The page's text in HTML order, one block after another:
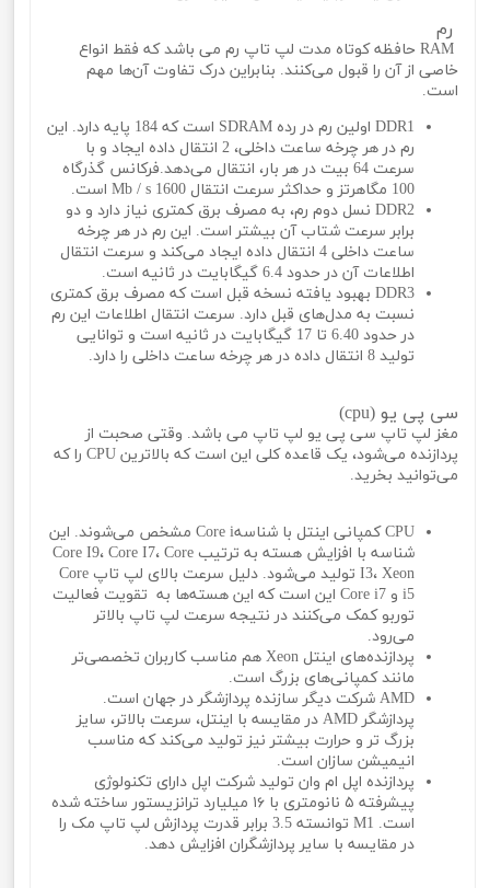
رم
RAM حافظه کوتاه مدت لپ تاپ رم می باشد که فقط انواع
خاصی از آن را قبول می‌کنند. بنابراین درک تفاوت آن‌ها مهم
است.
DDR1 اولین رم در رده SDRAM است که 184 پایه دارد. این
رم در هر چرخه ساعت داخلی، 2 انتقال داده ایجاد و با
سرعت 64 بیت در هر بار، انتقال می‌دهد.فرکانس گذرگاه
100 مگاهرتز و حداکثر سرعت انتقال 1600 Mb / s است.
DDR2 نسل دوم رم، به مصرف برق کمتری نیاز دارد و دو
برابر سرعت شتاب آن بیشتر است. این رم در هر چرخه
ساعت داخلی 4 انتقال داده ایجاد می‌کند و سرعت انتقال
اطلاعات آن در حدود 6.4 گیگابایت در ثانیه است.
DDR3 بهبود یافته نسخه قبل است که مصرف برق کمتری
نسبت به مدل‌های قبل دارد. سرعت انتقال اطلاعات این رم
در حدود 6.40 تا 17 گیگابایت در ثانیه است و توانایی
تولید 8 انتقال داده در هر چرخه ساعت داخلی را دارد.
سی پی یو (cpu)
مغز لپ تاپ سی پی یو لپ تاپ می باشد. وقتی صحبت از
پردازنده می‌شود، یک قاعده کلی این است که بالاترین CPU را که
می‌توانید بخرید.
CPU کمپانی اینتل با شناسهCore i مشخص می‌شوند. این
شناسه با افزایش هسته به ترتیب Core I9، Core I7، Core
I3، Xeon تولید می‌شود. دلیل سرعت بالای لپ تاپ Core
i5 و Core i7 این است که این هسته‌ها به تقویت فعالیت
توربو کمک می‌کنند در نتیجه سرعت لپ تاپ بالاتر
می‌رود.
پردازنده‌های اینتل Xeon هم مناسب کاربران تخصصی‌تر
مانند کمپانی‌های بزرگ است.
AMD شرکت دیگر سازنده پردازشگر در جهان است.
پردازشگر AMD در مقایسه با اینتل، سرعت بالاتر، سایز
بزرگ تر و حرارت بیشتر نیز تولید می‌کند که مناسب
انیمیشن سازان است.
پردازنده اپل ام وان تولید شرکت اپل دارای تکنولوژی
پیشرفته ۵ نانومتری با ۱۶ میلیارد ترانزیستور ساخته شده
است. M1 توانسته 3.5 برابر قدرت پردازش لپ تاپ مک را
در مقایسه با سایر پردازشگران افزایش دهد.